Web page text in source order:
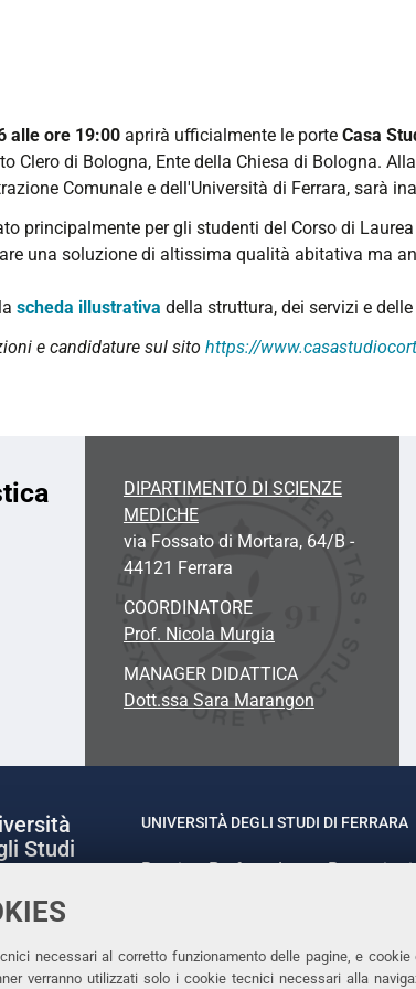
necessari al corretto funzionamento delle pagine, e cookie
verranno utilizzati solo i cookie tecnici necessari alla
alle ore 19:00 aprirà ufficialmente le porte Casa
Clero di Bologna, Ente della Chiesa di Bologna.
Comunale e dell'Università di Ferrara, sarà
principalmente per gli studenti del Corso di
una soluzione di altissima qualità abitativa ma
scheda illustrativa della struttura, dei servizi e
e candidature sul sito https://
DIPARTIMENTO DI SCIENZE
MEDICHE
via Fossato di Mortara, 64/B -
44121 Ferrara
COORDINATORE
Prof. Nicola Murgia
MANAGER DIDATTICA
Dott.ssa Sara Marangon
Studi
Youtube
UNIVERSITÀ DEGLI STUDI DI FERRARA
Rettrice: Prof.ssa Laura Ramaciotti